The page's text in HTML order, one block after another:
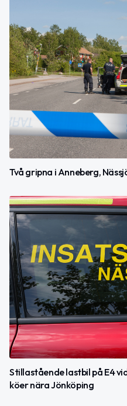
Två gripna i Anneberg,
Stillastående lastbil på E4
köer nära Jönköping